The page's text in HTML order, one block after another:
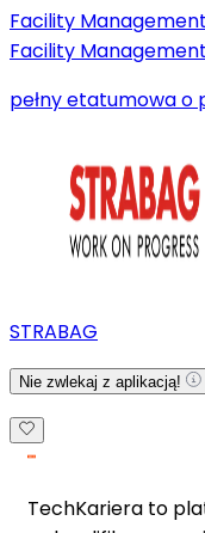
Facility Management
Facility Management
pełny etatumowa o
STRABAG
Nie zwlekaj z aplikacją!
TechKariera to